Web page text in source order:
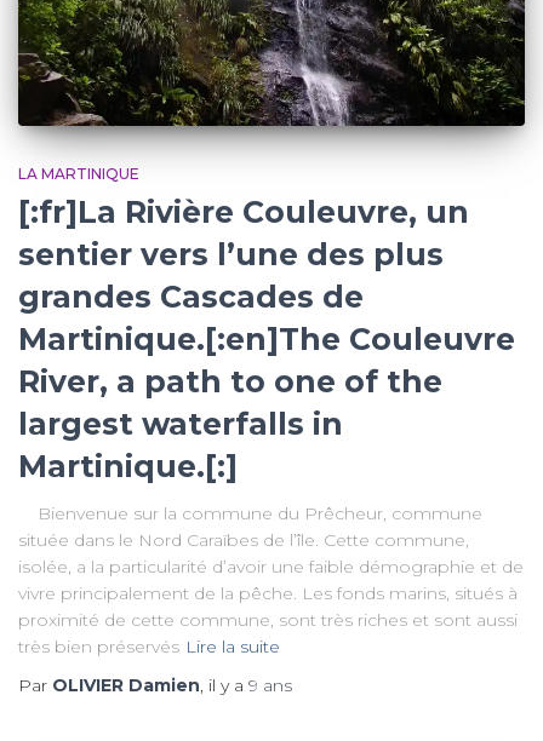
LA MARTINIQUE
[:fr]La Rivière Couleuvre, un
sentier vers l’une des plus
grandes Cascades de
Martinique.[:en]The Couleuvre
River, a path to one of the
largest waterfalls in
Martinique.[:]
Bienvenue sur la commune du Prêcheur, commune
située dans le Nord Caraïbes de l’île. Cette commune,
isolée, a la particularité d’avoir une faible démographie et de
vivre principalement de la pêche. Les fonds marins, situés à
proximité de cette commune, sont très riches et sont aussi
très bien préservés Lire la suite
Par OLIVIER Damien , il y a 9 ans